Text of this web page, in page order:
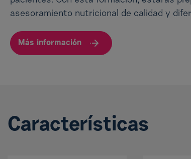
asesoramiento nutricional de calidad y
Más información
Características